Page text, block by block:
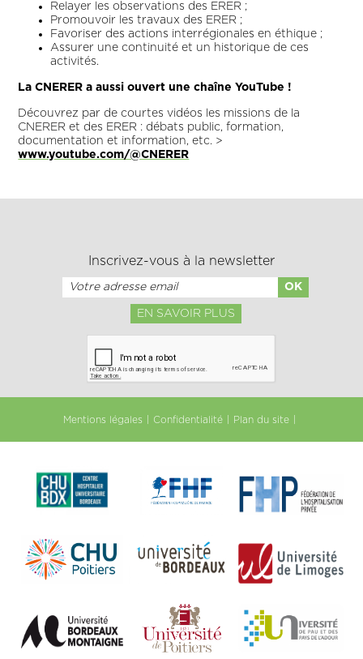
Relayer les observations des ERER ;
Promouvoir les travaux des ERER ;
Favoriser des actions interrégionales en éthique ;
Assurer une continuité et un historique de ces
activités.
La CNERER a aussi ouvert une chaîne YouTube !
Découvrez par de courtes vidéos les missions de la
CNERER et des ERER : débats public, formation,
documentation et information, etc. >
www.youtube.com/@CNERER
Inscrivez-vous à la newsletter
EN SAVOIR PLUS
Mentions légales Confidentialité Plan du site